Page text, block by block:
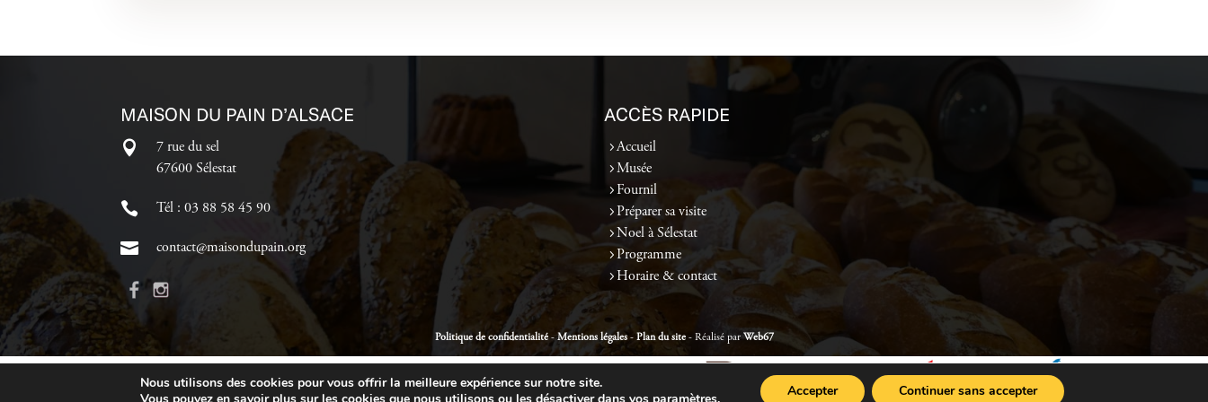
MAISON DU PAIN D’ALSACE
7 rue du sel
67600 Sélestat
Tél : 03 88 58 45 90
contact@maisondupain.org
ACCÈS RAPIDE
Accueil
Musée
Fournil
Préparer sa visite
Noel à Sélestat
Programme
Horaire & contact
Politique de confidentialité-Mentions légales- Plan du site- Réalisé parWeb67
Nous utilisons des cookies pour vous offrir la meilleure expérience sur notre site.
Accepter Continuer sans accepter